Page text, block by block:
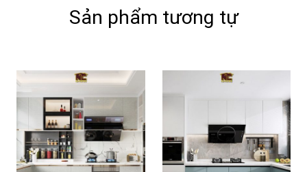
Sản phẩm tương tự